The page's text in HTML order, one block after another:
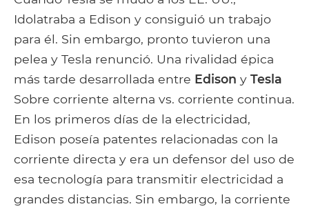
Idolatraba a Edison y consiguió un trabajo
para él. Sin embargo, pronto tuvieron una
pelea y Tesla renunció. Una rivalidad épica
más tarde desarrollada entre Edison y Tesla
Sobre corriente alterna vs. corriente continua.
En los primeros días de la electricidad,
Edison poseía patentes relacionadas con la
corriente directa y era un defensor del uso de
esa tecnología para transmitir electricidad a
grandes distancias. Sin embargo, la corriente